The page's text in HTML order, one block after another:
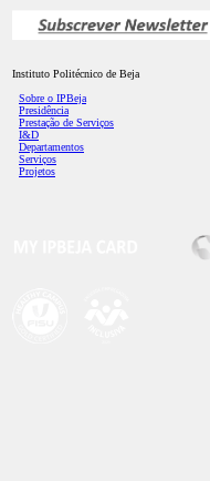
Instituto Politécnico de Beja
Sobre o IPBeja
Presidência
Prestação de Serviços
I&D
Departamentos
Serviços
Projetos